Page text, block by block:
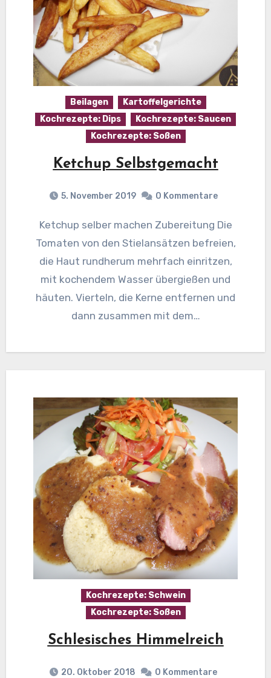
Beilagen
Kartoffelgerichte
Kochrezepte: Dips
Kochrezepte: Saucen
Kochrezepte: Soßen
Ketchup Selbstgemacht
5. November 2019 0 Kommentare
Ketchup selber machen Zubereitung Die
Tomaten von den Stielansätzen befreien,
die Haut rundherum mehrfach einritzen,
mit kochendem Wasser übergießen und
häuten. Vierteln, die Kerne entfernen und
dann zusammen mit dem…
Kochrezepte: Schwein
Kochrezepte: Soßen
Schlesisches Himmelreich
20. Oktober 2018 0 Kommentare